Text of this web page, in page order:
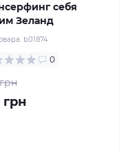
себя
Зеланд
b01874
0
грн